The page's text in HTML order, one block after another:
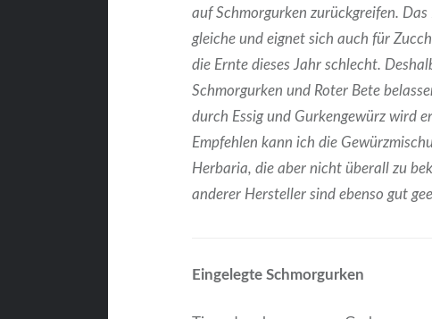
auf Schmorgurken zurückgreifen.
gleiche und eignet sich auch für
die Ernte dieses Jahr schlecht.
Schmorgurken und Roter Bete
durch Essig und Gurkengewürz wird
Empfehlen kann ich die
Herbaria, die aber nicht überall zu
anderer Hersteller sind ebenso gut
Eingelegte Schmorgurken